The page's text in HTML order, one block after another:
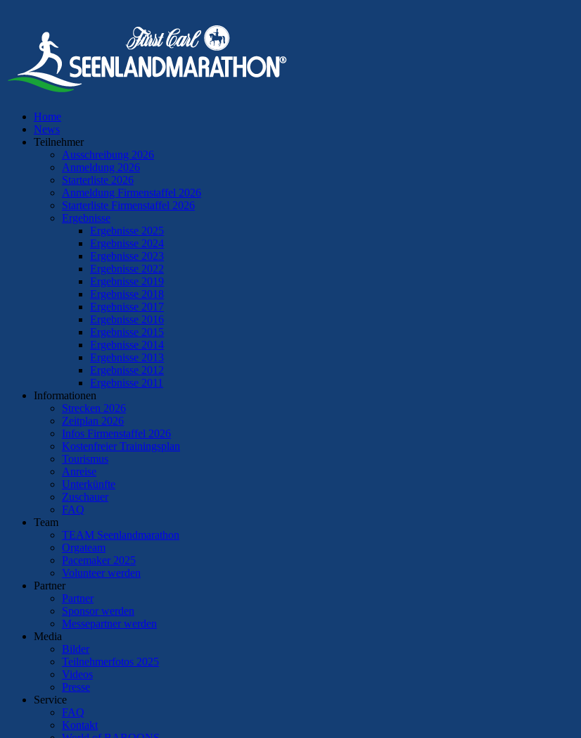
Home
News
Teilnehmer
Ausschreibung 2026
Anmeldung 2026
Starterliste 2026
Anmeldung Firmenstaffel 2026
Starterliste Firmenstaffel 2026
Ergebnisse
Ergebnisse 2025
Ergebnisse 2024
Ergebnisse 2023
Ergebnisse 2022
Ergebnisse 2019
Ergebnisse 2018
Ergebnisse 2017
Ergebnisse 2016
Ergebnisse 2015
Ergebnisse 2014
Ergebnisse 2013
Ergebnisse 2012
Ergebnisse 2011
Informationen
Strecken 2026
Zeitplan 2026
Infos Firmenstaffel 2026
Kostenfreier Trainingsplan
Tourismus
Anreise
Unterkünfte
Zuschauer
FAQ
Team
TEAM Seenlandmarathon
Orgateam
Pacemaker 2025
Volunteer werden
Partner
Partner
Sponsor werden
Messepartner werden
Media
Bilder
Teilnehmerfotos 2025
Videos
Presse
Service
FAQ
Kontakt